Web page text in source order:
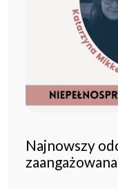
Najnowszy